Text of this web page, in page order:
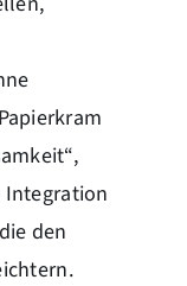
Integration
den